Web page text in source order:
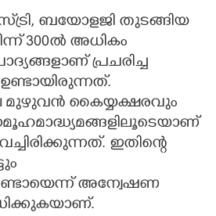
ബയോളജി തുടങ്ങിയ
300ൽ അധികം
പ്രചരിച്ച
മുഴുവൻ കൈയ്യക്ഷരവും
ഇതിന്റെ
അന്വേഷണ